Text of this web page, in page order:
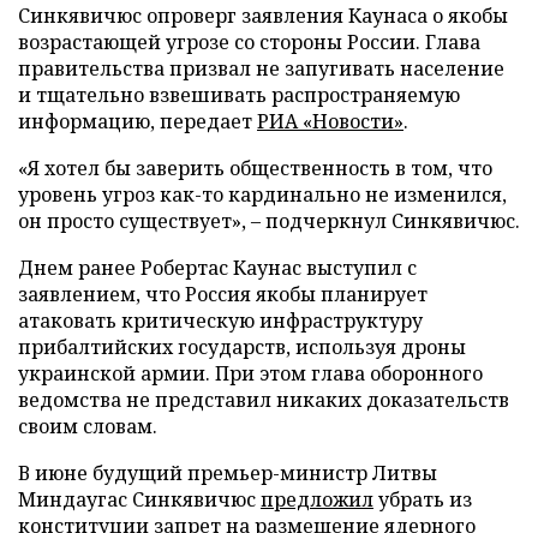
Синкявичюс опроверг заявления Каунаса о якобы
возрастающей угрозе со стороны России. Глава
правительства призвал не запугивать население
и тщательно взвешивать распространяемую
информацию, передаетРИА «Новости».
«Я хотел бы заверить общественность в том, что
уровень угроз как-то кардинально не изменился,
он просто существует», – подчеркнул Синкявичюс.
Днем ранее Робертас Каунас выступил с
заявлением, что Россия якобы планирует
атаковать критическую инфраструктуру
прибалтийских государств, используя дроны
украинской армии. При этом глава оборонного
ведомства не представил никаких доказательств
своим словам.
В июне будущий премьер-министр Литвы
Миндаугас Синкявичюспредложилубрать из
конституции запрет на размещение ядерного